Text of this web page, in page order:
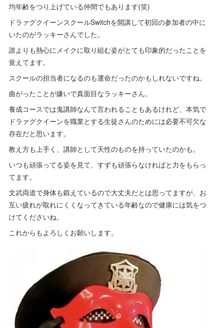
均年齢をつり上げている仲間でもあります(笑)
ドラァグクイーンスクールSwitchを開講して初回の参加者の中に
いたのがラッキーさんでした。
誰よりも熱心にメイクに取り組む姿がとても印象的だったことを
覚えてます。
スクールの担当者になるのも運命だったのかもしれないですね。
曲がったことが嫌いで真面目なラッキーさん。
養成コースでは鬼講師なんて言われることもあるけれど、本気で
ドラァグクイーンを職業とする生徒さんのためには必要不可欠な
存在だと思います。
教え方も上手く、講師として天性のものを持っていたのかも。
いつも頑張ってる姿を見て、すずも頑張らなければと力をもらっ
てます。
文武両道で身体も鍛えているので大丈夫だとは思ってますが、お
互い疲れが取れにくくなってきている年齢なので健康には気をつ
けてくださいね。
これからもよろしくお願いします。